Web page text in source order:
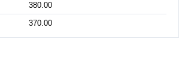
380.00
370.00